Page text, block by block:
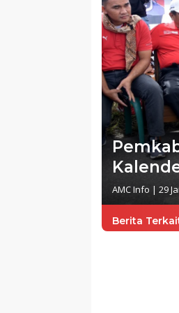
AMC Info | 29
Berita